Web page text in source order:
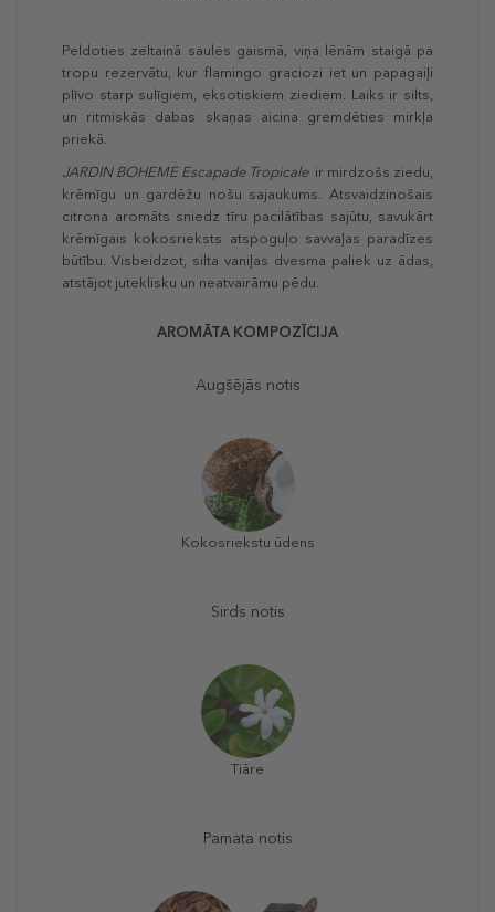
Peldoties zeltainā saules gaismā, viņa lēnām staigā pa
tropu rezervātu, kur flamingo graciozi iet un papagaiļi
plīvo starp sulīgiem, eksotiskiem ziediem. Laiks ir silts,
un ritmiskās dabas skaņas aicina gremdēties mirkļa
priekā.
JARDIN BOHEME Escapade Tropicale ir mirdzošs ziedu,
krēmīgu un gardēžu nošu sajaukums. Atsvaidzinošais
citrona aromāts sniedz tīru pacilātības sajūtu, savukārt
krēmīgais kokosrieksts atspoguļo savvaļas paradīzes
būtību. Visbeidzot, silta vaniļas dvesma paliek uz ādas,
atstājot juteklisku un neatvairāmu pēdu.
AROMĀTA KOMPOZĪCIJA
Augšējās notis
Kokosriekstu ūdens
Sirds notis
Tiāre
Pamata notis